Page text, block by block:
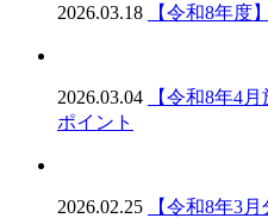
2026.03.18 【令和8年度
2026.03.04
【令和8年4
ポイント
2026.02.25
【令和8年3